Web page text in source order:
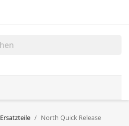
Ersatzteile
North Quick Release